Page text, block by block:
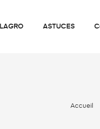
LAGRO ASTUCES
Accueil